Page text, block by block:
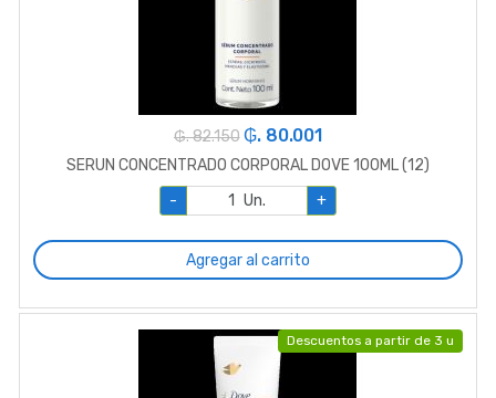
₲. 82.150 ₲. 80.001
SERUN CONCENTRADO CORPORAL DOVE 100ML (12)
-
Un. +
Agregar al carrito
Descuentos a partir de 3 u